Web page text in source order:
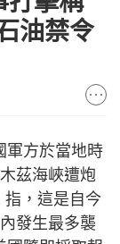
油禁令
軍方於當地時
茲海峽遭炮
，這是自今
發生最多襲